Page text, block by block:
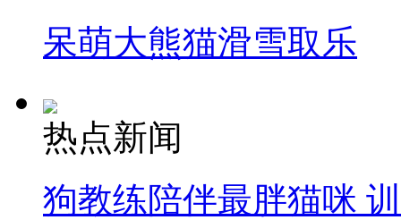
呆萌大熊猫滑雪取乐
热点新闻
狗教练陪伴最胖猫咪